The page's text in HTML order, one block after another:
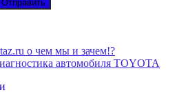
о чем мы и зачем!?
автомобиля TOYOTA